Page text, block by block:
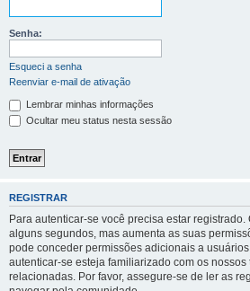
Senha:
Esqueci a senha
Reenviar e-mail de ativação
Lembrar minhas informações
Ocultar meu status nesta sessão
REGISTRAR
Para autenticar-se você precisa estar
alguns segundos, mas aumenta as suas
pode conceder permissões adicionais a
autenticar-se esteja familiarizado com os
relacionadas. Por favor, assegure-se de ler as